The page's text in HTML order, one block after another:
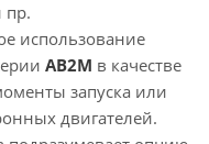
пр.
использование
АВ2М в качестве
запуска или
двигателей.